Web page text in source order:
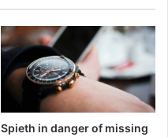
Spieth in danger of missing